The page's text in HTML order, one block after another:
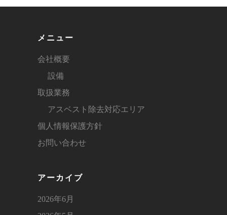
メニュー
会社概要
設備
取扱業務
アスベスト除去対応エリア
個人情報保護方針
お問い合わせ
アーカイブ
2026年6月